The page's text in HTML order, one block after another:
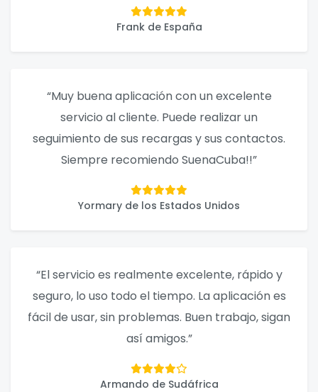
Frank de España
“Muy buena aplicación con un excelente
servicio al cliente. Puede realizar un
seguimiento de sus recargas y sus contactos.
Siempre recomiendo SuenaCuba!!”
Yormary de los Estados Unidos
“El servicio es realmente excelente, rápido y
seguro, lo uso todo el tiempo. La aplicación es
fácil de usar, sin problemas. Buen trabajo, sigan
así amigos.”
Armando de Sudáfrica